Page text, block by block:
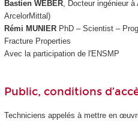
Bastien WEBER, Docteur ingénieur à
ArcelorMittal)
Rémi MUNIERPhD – Scientist –
Fracture Properties
Avec la participation de l'ENSMP
Public, conditions
Techniciens appelés à mettre en